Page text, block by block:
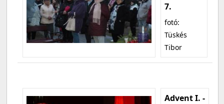
7.
fotó:
Tüskés
Tibor
Advent I. -